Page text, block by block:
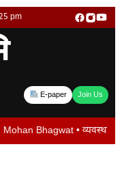
pm
E-paper Join Us
• व्यवस्थापकीय